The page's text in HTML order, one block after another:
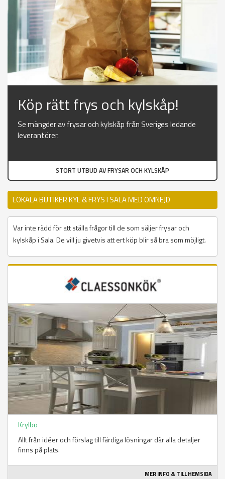
Köp rätt frys och kylskåp!
Se mängder av frysar och kylskåp från Sveriges ledande
leverantörer.
STORT UTBUD AV FRYSAR OCH KYLSKÅP
LOKALA BUTIKER KYL & FRYS I SALA MED OMNEJD
Var inte rädd för att ställa frågor till de som säljer frysar och
kylskåp i Sala. De vill ju givetvis att ert köp blir så bra som möjligt.
Krylbo
Allt från idéer och förslag till färdiga lösningar där alla detaljer
finns på plats.
MER INFO & TILL HEMSIDA